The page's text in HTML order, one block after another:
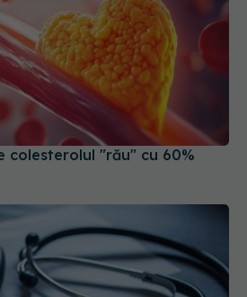
colesterolul "rău" cu 60%